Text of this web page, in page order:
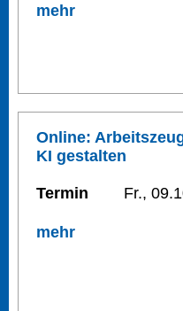
mehr
Online:
KI gestalten
Termin Fr.,
mehr